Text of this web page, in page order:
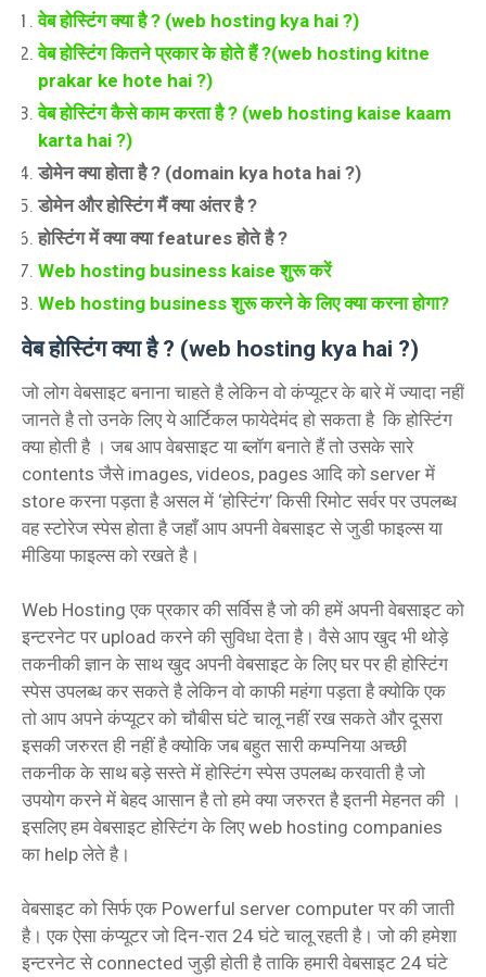
वेब होस्टिंग क्या है ? (web hosting kya hai ?)
वेब होस्टिंग कितने प्रकार के होते हैं ?(web hosting kitne
prakar ke hote hai ?)
वेब होस्टिंग कैसे काम करता है ? (web hosting kaise kaam
karta hai ?)
डोमेन क्या होता है ? (domain kya hota hai ?)
डोमेन और होस्टिंग मैं क्या अंतर है ?
होस्टिंग में क्या क्या features होते है ?
Web hosting business kaise शुरू करें
Web hosting business शुरू करने के लिए क्या करना होगा?
वेब होस्टिंग क्या है ? (web hosting kya hai ?)
जो लोग वेबसाइट बनाना चाहते है लेकिन वो कंप्यूटर के बारे में ज्यादा नहीं
जानते है तो उनके लिए ये आर्टिकल फायेदेमंद हो सकता है कि होस्टिंग
क्या होती है । जब आप वेबसाइट या ब्लॉग बनाते हैं तो उसके सारे
contents जैसे images, videos, pages आदि को server में
store करना पड़ता है असल में ‘होस्टिंग’ किसी रिमोट सर्वर पर उपलब्ध
वह स्टोरेज स्पेस होता है जहाँ आप अपनी वेबसाइट से जुडी फाइल्स या
मीडिया फाइल्स को रखते है।
Web Hosting एक प्रकार की सर्विस है जो की हमें अपनी वेबसाइट को
इन्टरनेट पर upload करने की सुविधा देता है। वैसे आप खुद भी थोड़े
तकनीकी ज्ञान के साथ खुद अपनी वेबसाइट के लिए घर पर ही होस्टिंग
स्पेस उपलब्ध कर सकते है लेकिन वो काफी महंगा पड़ता है क्योकि एक
तो आप अपने कंप्यूटर को चौबीस घंटे चालू नहीं रख सकते और दूसरा
इसकी जरुरत ही नहीं है क्योकि जब बहुत सारी कम्पनिया अच्छी
तकनीक के साथ बड़े सस्ते में होस्टिंग स्पेस उपलब्ध करवाती है जो
उपयोग करने में बेहद आसान है तो हमे क्या जरुरत है इतनी मेहनत की ।
इसलिए हम वेबसाइट होस्टिंग के लिए web hosting companies
का help लेते है।
वेबसाइट को सिर्फ एक Powerful server computer पर की जाती
है। एक ऐसा कंप्यूटर जो दिन-रात 24 घंटे चालू रहती है। जो की हमेशा
इन्टरनेट से connected जुड़ी होती है ताकि हमारी वेबसाइट 24 घंटे